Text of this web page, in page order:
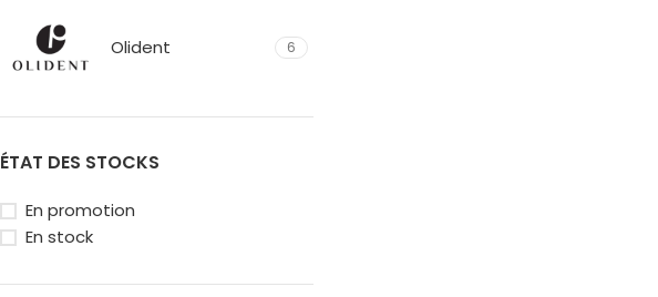
Olident 6
ÉTAT DES STOCKS
En promotion
En stock